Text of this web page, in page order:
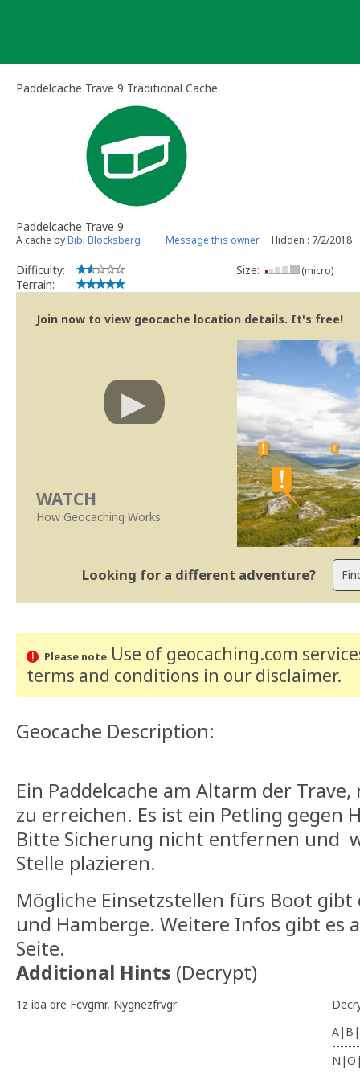
Paddelcache Trave 9 Traditional Cache
Paddelcache Trave 9
A cache byBibi Blocksberg Message this owner Hidden : 7/2/2018
Difficulty:
Terrain:
Size: (micro)
Join now to view geocache location details. It's free!
WATCH
How Geocaching Works
Looking for a different adventure?
Please noteUse of geocaching.com
terms and conditions in our disclaimer.
Geocache Description:
Ein Paddelcache am Altarm der
zu erreichen. Es ist ein Petling gegen
Bitte Sicherung nicht entfernen und
Stelle plazieren.
Mögliche Einsetzstellen fürs Boot gibt
und Hamberge. Weitere Infos gibt es
Seite.
Additional Hints (Decrypt)
1z iba qre Fcvgmr, Nygnezfrvgr